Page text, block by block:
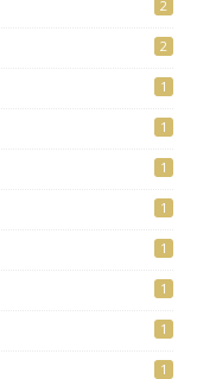
2
2
1
1
1
1
1
1
1
1